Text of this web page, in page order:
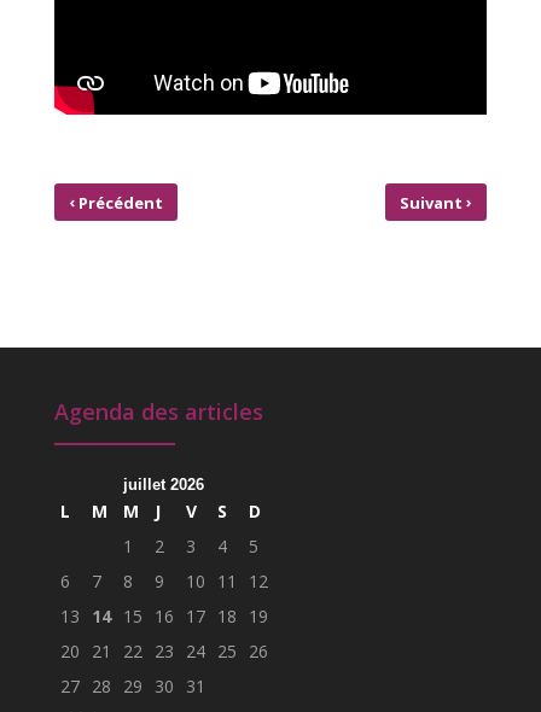
‹Précédent Suivant›
Agenda des articles
juillet 2026
L M M J V S
D
1
2 3 4
5
6
7 8 9 10 11
12
13
14 15 16 17 18
19
20
21 22 23 24 25
26
27 28 29 30
31